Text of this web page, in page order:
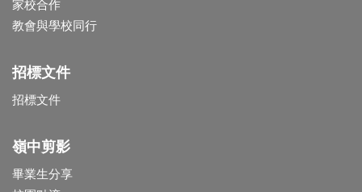
家校合作
教會與學校同行
招標文件
招標文件
嶺中剪影
畢業生分享